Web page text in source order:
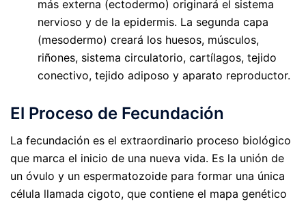
más externa (ectodermo) originará el sistema
nervioso y de la epidermis. La segunda capa
(mesodermo) creará los huesos, músculos,
riñones, sistema circulatorio, cartílagos, tejido
conectivo, tejido adiposo y aparato reproductor.
El Proceso de Fecundación
La fecundación es el extraordinario proceso biológico
que marca el inicio de una nueva vida. Es la unión de
un óvulo y un espermatozoide para formar una única
célula llamada cigoto, que contiene el mapa genético